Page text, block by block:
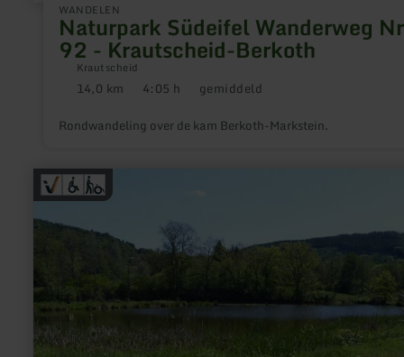
WANDELEN
Naturpark Südeifel Wanderweg
92 - Krautscheid-Berkoth
Krautscheid
Afstand:
14,0 km Duur:
4:05 h Moeilijkheidsgraad:
gemiddeld
Rondwandeling over de kam Berkoth-Markstein.
meer
informatie
over:
Leichter
Irrhausen